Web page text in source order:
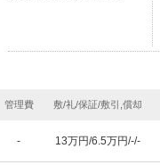
管理費 敷/礼/保証/敷引,償却
- 13万円/6.5万円/-/-